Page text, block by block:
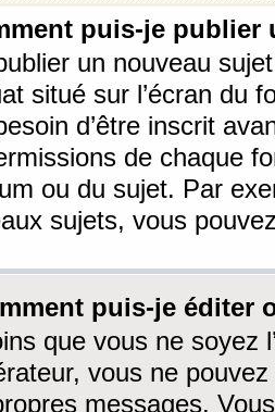
puis-je
un nouveau
situé sur l’écran du
d’être inscrit
de chaque
ou du sujet. Par
sujets, vous
puis-je éditer
que vous ne soyez
vous ne
messages.